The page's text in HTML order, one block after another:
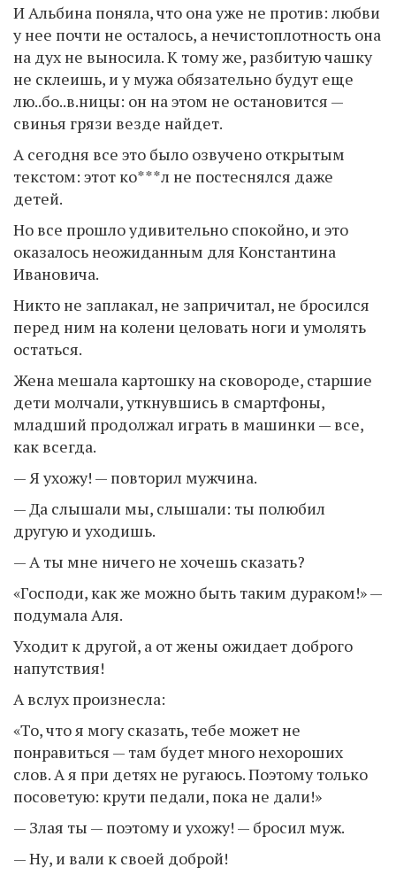
И Альбина поняла, что она уже не против: любви
у нее почти не осталось, а нечистоплотность она
на дух не выносила. К тому же, разбитую чашку
не склеишь, и у мужа обязательно будут еще
лю..бо..в.ницы: он на этом не остановится —
свинья грязи везде найдет.
А сегодня все это было озвучено открытым
текстом: этот ко***л не постеснялся даже
детей.
Но все прошло удивительно спокойно, и это
оказалось неожиданным для Константина
Ивановича.
Никто не заплакал, не запричитал, не бросился
перед ним на колени целовать ноги и умолять
остаться.
Жена мешала картошку на сковороде, старшие
дети молчали, уткнувшись в смартфоны,
младший продолжал играть в машинки — все,
как всегда.
— Я ухожу! — повторил мужчина.
— Да слышали мы, слышали: ты полюбил
другую и уходишь.
— А ты мне ничего не хочешь сказать?
«Господи, как же можно быть таким дураком!» —
подумала Аля.
Уходит к другой, а от жены ожидает доброго
напутствия!
А вслух произнесла:
«То, что я могу сказать, тебе может не
понравиться — там будет много нехороших
слов. А я при детях не ругаюсь. Поэтому только
посоветую: крути педали, пока не дали!»
— Злая ты — поэтому и ухожу! — бросил муж.
— Ну, и вали к своей доброй!